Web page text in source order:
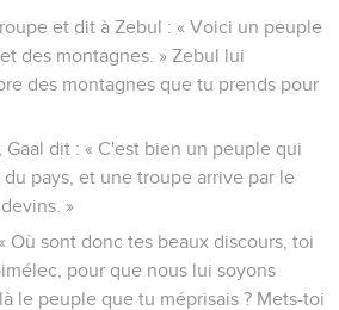
et dit à Zebul : « Voici un peuple
des montagnes. » Zebul lui
des montagnes que tu prends pour
Gaal dit : « C'est bien un peuple qui
pays, et une troupe arrive par le
»
Où sont donc tes beaux discours, toi
pour que nous lui soyons
le peuple que tu méprisais ? Mets-toi